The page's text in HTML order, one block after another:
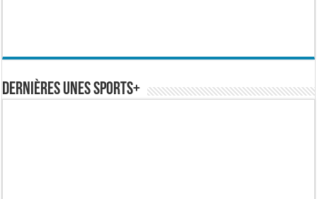
Dernières Unes Sports+